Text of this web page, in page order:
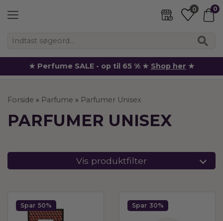
0 0
★ Perfume SALE - op til 65 % ★ Shop her ★
Forside » Parfume » Parfumer Unisex
PARFUMER UNISEX
Vis produktfilter
Spar 50% Spar 30%